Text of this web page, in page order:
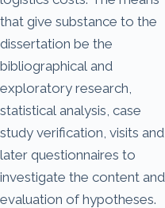
that give substance to the
dissertation be the
bibliographical and
exploratory research,
statistical analysis, case
study verification, visits and
later questionnaires to
investigate the content and
evaluation of hypotheses.